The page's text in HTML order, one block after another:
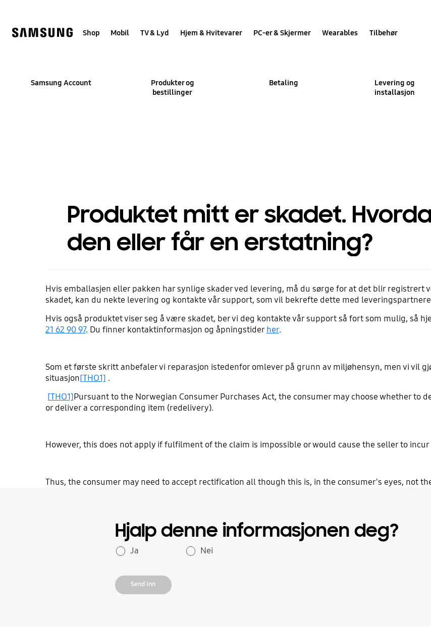
Shop Mobil TV & Lyd Hjem & Hvitevarer PC-er & Skjermer Wearables Tilbehør
Samsung Account
Produkter og
bestillinger
Betaling
Levering og
installasjon
Produktet mitt er skadet.
den eller får en erstatning?
Hvis emballasjen eller pakken har synlige skader ved levering, må du sørge for at det blir registrert
skadet, kan du nekte levering og kontakte vår support, som vil bekrefte dette med
Hvis også produktet viser seg å være skadet, ber vi deg kontakte vår support så fort som mulig, så
21 62 90 97. Du finner kontaktinformasjon og åpningstider her.
Som et første skritt anbefaler vi reparasjon istedenfor omlever på grunn av miljøhensyn, men vi vil
situasjon[THO1] .
[THO1]Pursuant to the Norwegian Consumer Purchases Act, the consumer may choose whether to
or deliver a corresponding item (redelivery).
However, this does not apply if fulfilment of the claim is impossible or would cause the seller to
Thus, the consumer may need to accept rectification all though this is, in the consumer's eyes, not
Hjalp denne informasjonen deg?
Ja Nei
Send inn